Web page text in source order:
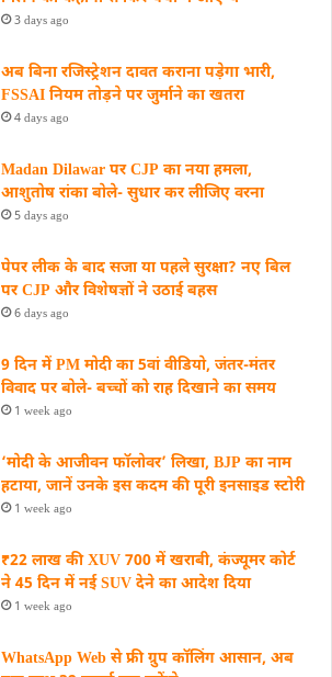
3 days ago
अब बिना रजिस्ट्रेशन दावत कराना पड़ेगा भारी,
FSSAI नियम तोड़ने पर जुर्माने का खतरा
4 days ago
Madan Dilawar पर CJP का नया हमला,
आशुतोष रांका बोले- सुधार कर लीजिए वरना
5 days ago
पेपर लीक के बाद सजा या पहले सुरक्षा? नए बिल
पर CJP और विशेषज्ञों ने उठाई बहस
6 days ago
9 दिन में PM मोदी का 5वां वीडियो, जंतर-मंतर
विवाद पर बोले- बच्चों को राह दिखाने का समय
1 week ago
‘मोदी के आजीवन फॉलोवर’ लिखा, BJP का नाम
हटाया, जानें उनके इस कदम की पूरी इनसाइड स्‍टोरी
1 week ago
₹22 लाख की XUV 700 में खराबी, कंज्यूमर कोर्ट
ने 45 दिन में नई SUV देने का आदेश दिया
1 week ago
WhatsApp Web से फ्री ग्रुप कॉलिंग आसान, अब